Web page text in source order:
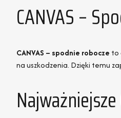
CANVAS –
CANVAS – spodnie robocze to
na uszkodzenia. Dzięki temu